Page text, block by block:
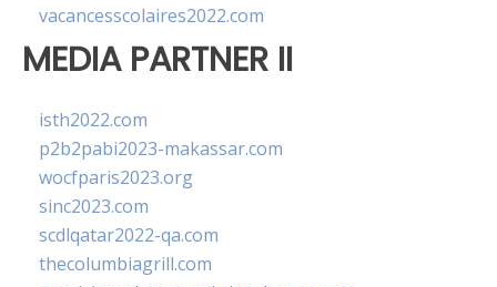
vacancesscolaires2022.com
MEDIA PARTNER II
isth2022.com
p2b2pabi2023-makassar.com
wocfparis2023.org
sinc2023.com
scdlqatar2022-qa.com
thecolumbiagrill.com